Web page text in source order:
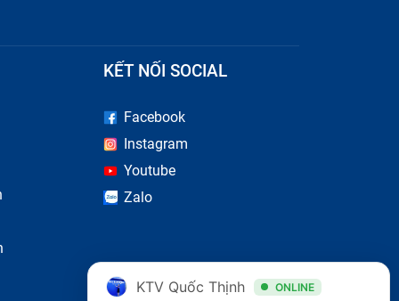
KẾT NỐI SOCIAL
Facebook
Instagram
Youtube
Zalo
KTV Quốc Thịnh ONLINE